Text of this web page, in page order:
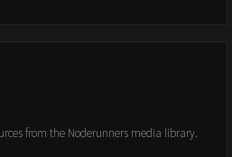
from the Noderunners media library.